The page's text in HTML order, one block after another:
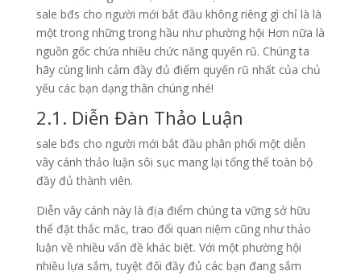
sale bđs cho người mới bắt đầu không riêng gì chỉ là là
một trong những trong hầu như phường hội Hơn nữa là
nguồn gốc chứa nhiều chức năng quyến rũ. Chúng ta
hãy cùng linh cảm đầy đủ điểm quyến rũ nhất của chủ
yếu các bạn dạng thân chúng nhé!
2.1. Diễn Đàn Thảo Luận
sale bđs cho người mới bắt đầu phân phối một diễn
vây cánh thảo luận sôi sục mang lại tổng thể toàn bộ
đầy đủ thành viên.
Diễn vây cánh này là địa điểm chúng ta vững sở hữu
thể đặt thắc mắc, trao đổi quan niệm cũng như thảo
luận về nhiều vấn đề khác biệt. Với một phường hội
nhiều lựa sắm, tuyệt đối đầy đủ các bạn đang sắm